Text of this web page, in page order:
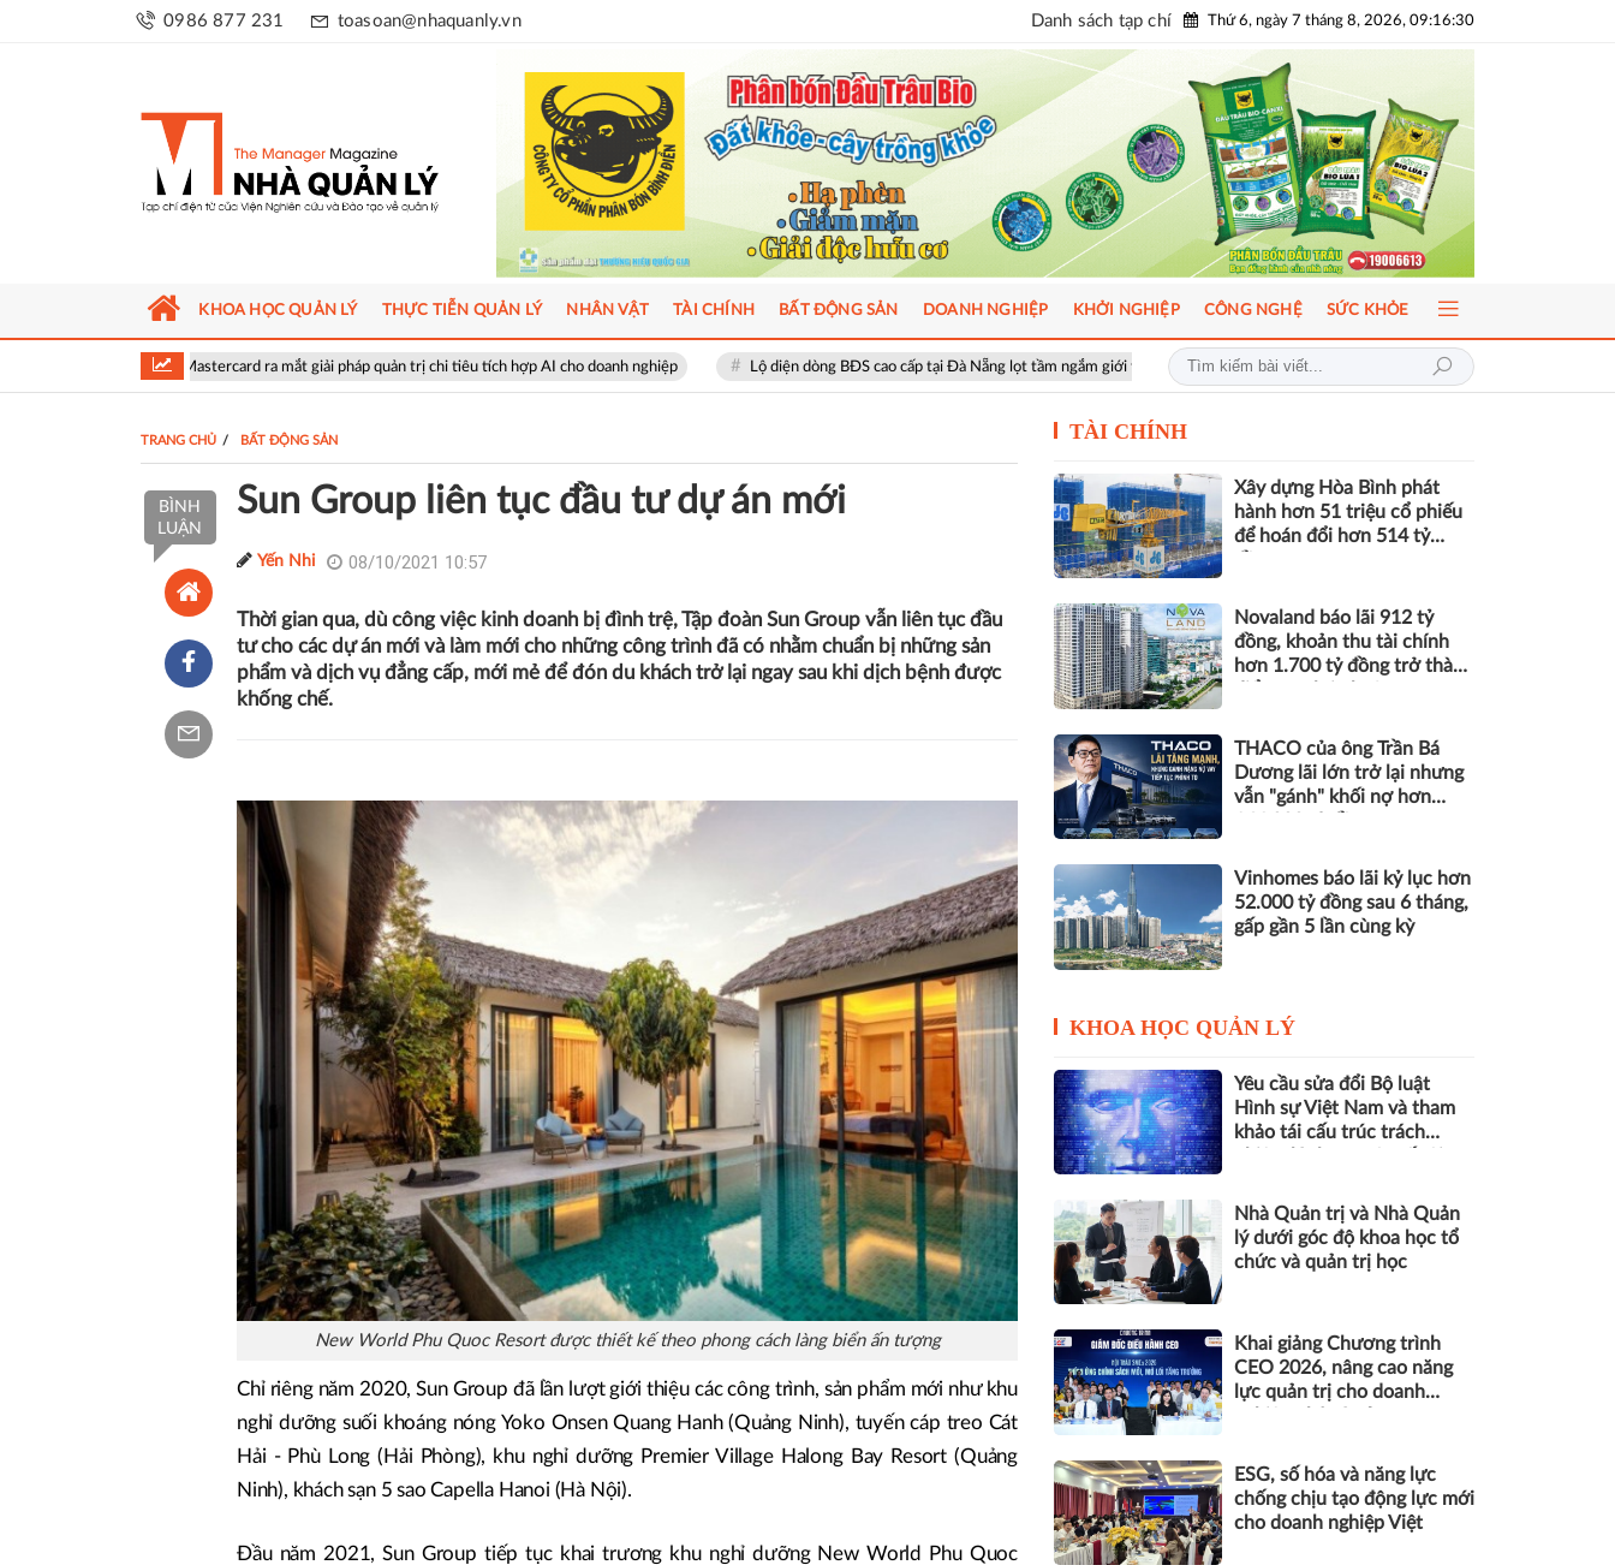
0986 877 231 toasoan@nhaquanly.vn Danh sách tạp chí Thứ 6, ngày 7 tháng 8, 2026, 09:16:31
và Mastercard ra mắt giải pháp quản trị chi tiêu tích hợp AI cho doanh nghiệp Lộ diện dòng BĐS cao cấp tại Đà Nẵng lọt tầm ngắm giới thượng lưu AI-Ready Workforce 2026: Doanh nghiệp tìm lời giải đưa AI vào vận
KHOA HỌC QUẢN LÝ THỰC TIỄN QUẢN LÝ NHÂN VẬT TÀI CHÍNH BẤT ĐỘNG SẢN DOANH NGHIỆP KHỞI NGHIỆP CÔNG NGHỆ SỨC KHỎE
TRANG CHỦ BẤT ĐỘNG SẢN
BÌNH
LUẬN
Sun Group liên tục đầu tư dự án mới
Yến Nhi 08/10/2021 10:57
Thời gian qua, dù công việc kinh doanh bị đình trệ, Tập đoàn Sun Group vẫn liên tục đầu
tư cho các dự án mới và làm mới cho những công trình đã có nhằm chuẩn bị những sản
phẩm và dịch vụ đẳng cấp, mới mẻ để đón du khách trở lại ngay sau khi dịch bệnh được
khống chế.
New World Phu Quoc Resort được thiết kế theo phong cách làng biển ấn tượng
Chỉ riêng năm 2020, Sun Group đã lần lượt giới thiệu các công trình, sản phẩm mới như khu
nghỉ dưỡng suối khoáng nóng Yoko Onsen Quang Hanh (Quảng Ninh), tuyến cáp treo Cát
Hải - Phù Long (Hải Phòng), khu nghỉ dưỡng Premier Village Halong Bay Resort (Quảng
Ninh), khách sạn 5 sao Capella Hanoi (Hà Nội).
Đầu năm 2021, Sun Group tiếp tục khai trương khu nghỉ dưỡng New World Phu Quoc
TÀI CHÍNH
Xây dựng Hòa Bình phát
hành hơn 51 triệu cổ phiếu
để hoán đổi hơn 514 tỷ
Novaland báo lãi 912 tỷ
đồng, khoản thu tài chính
hơn 1.700 tỷ đồng trở thành
THACO của ông Trần Bá
Dương lãi lớn trở lại nhưng
vẫn "gánh" khối nợ hơn
Vinhomes báo lãi kỷ lục hơn
52.000 tỷ đồng sau 6 tháng,
gấp gần 5 lần cùng kỳ
KHOA HỌC QUẢN LÝ
Yêu cầu sửa đổi Bộ luật
Hình sự Việt Nam và tham
khảo tái cấu trúc trách
nhân tạo
Nhà Quản trị và Nhà Quản
lý dưới góc độ khoa học tổ
chức và quản trị học
Khai giảng Chương trình
CEO 2026, nâng cao năng
lực quản trị cho doanh
ESG, số hóa và năng lực
chống chịu tạo động lực mới
cho doanh nghiệp Việt